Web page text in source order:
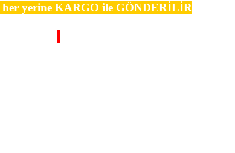
yerine KARGO ile GÖNDERİLİR